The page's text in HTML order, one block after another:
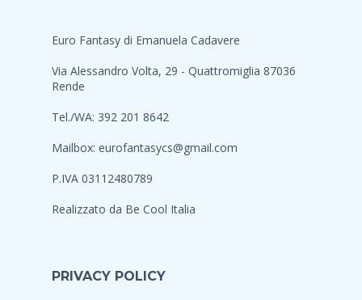
Euro Fantasy di Emanuela Cadavere
Via Alessandro Volta, 29 - Quattromiglia 87036
Rende
Tel./WA: 392 201 8642
Mailbox: eurofantasycs@gmail.com
P.IVA 03112480789
Realizzato da Be Cool Italia
PRIVACY POLICY